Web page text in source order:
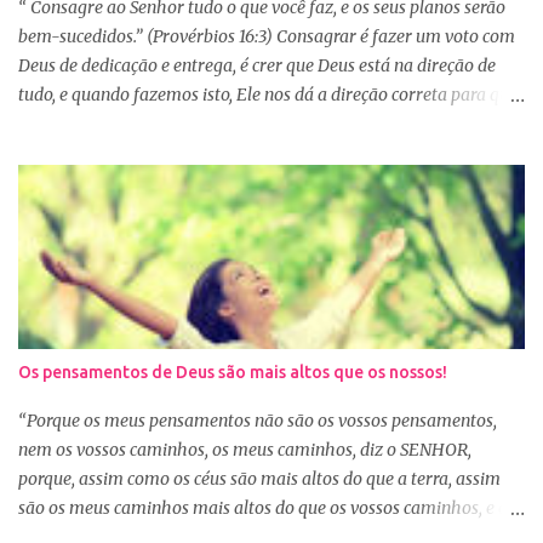
e também com a dificuldade de entendi...
“ Consagre ao Senhor tudo o que você faz, e os seus planos serão
bem-sucedidos.” (Provérbios 16:3) Consagrar é fazer um voto com
Deus de dedicação e entrega, é crer que Deus está na direção de
tudo, e quando fazemos isto, Ele nos dá a direção correta para que
agirmos dessa forma seremos bem-sucedidas. E o que é ser bem-
sucedido? Para o mundo é aquele que alcança o sucesso com o
trabalho de suas próprias mãos, glorificando a si mesmo. Porém
para aquele que consagra tudo a Deus, o conceito é outro. Quando
consagramos nossa vida e nossos planos a Deus, ficamos
aguardando a Sua resposta que muitas vezes não é bem o que o
nosso coração desejava, mas é o desejo do coração de Deus. E
sabemos que Deus é perfeito e tem o melhor para nós. Consagrar
tudo a Deus e fazer a Sua vontade, é a garantia de que tudo dará
certo. Logo pela manhã, consagre s...
Os pensamentos de Deus são mais altos que os nossos!
“Porque os meus pensamentos não são os vossos pensamentos,
nem os vossos caminhos, os meus caminhos, diz o SENHOR,
porque, assim como os céus são mais altos do que a terra, assim
são os meus caminhos mais altos do que os vossos caminhos, e os